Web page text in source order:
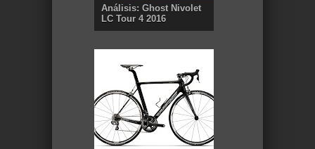
Análisis: Ghost Nivolet
LC Tour 4 2016